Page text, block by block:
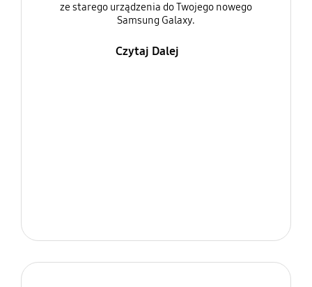
ze starego urządzenia do Twojego nowego
Samsung Galaxy.
Czytaj Dalej